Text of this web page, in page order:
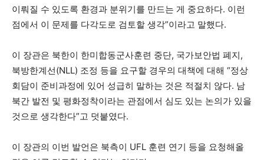
이뤄질 수 있도록 환경과 분위기를 만드는 게 중요하다. 이런
점에서 이 문제를 다각도로 검토할 생각”이라고 말했다.
이 장관은 북한이 한미합동군사훈련 중단, 국가보안법 폐지,
북방한계선(NLL) 조정 등을 요구할 경우의 대책에 대해 “정상
회담이 준비과정에 있어 성급히 말하는 것은 적절치 않다. 남
북간 발전 및 평화정착이라는 관점에서 심도 있는 논의가 있을
것으로 생각한다”고 덧붙였다.
이 장관의 이번 발언은 북측이 UFL 훈련 연기 등을 요청해올